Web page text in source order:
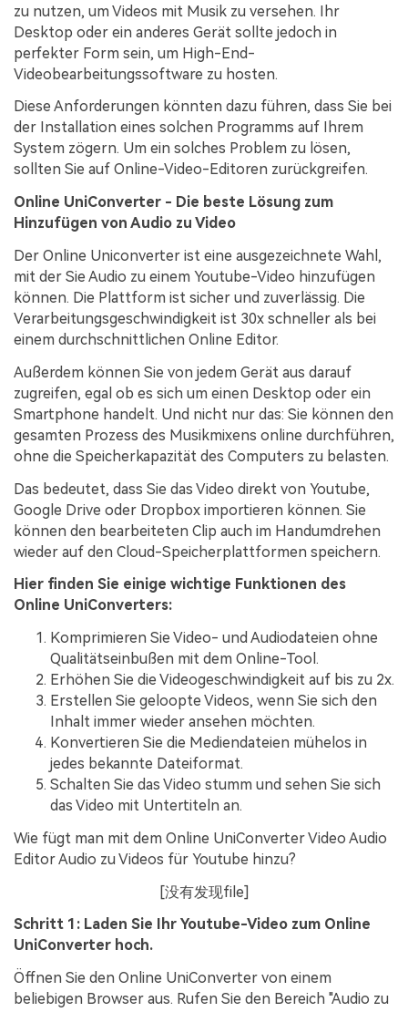
zu nutzen, um Videos mit Musik zu versehen. Ihr
Desktop oder ein anderes Gerät sollte jedoch in
perfekter Form sein, um High-End-
Videobearbeitungssoftware zu hosten.
Diese Anforderungen könnten dazu führen, dass Sie bei
der Installation eines solchen Programms auf Ihrem
System zögern. Um ein solches Problem zu lösen,
sollten Sie auf Online-Video-Editoren zurückgreifen.
Online UniConverter - Die beste Lösung zum
Hinzufügen von Audio zu Video
Der Online Uniconverter ist eine ausgezeichnete Wahl,
mit der Sie Audio zu einem Youtube-Video hinzufügen
können. Die Plattform ist sicher und zuverlässig. Die
Verarbeitungsgeschwindigkeit ist 30x schneller als bei
einem durchschnittlichen Online Editor.
Außerdem können Sie von jedem Gerät aus darauf
zugreifen, egal ob es sich um einen Desktop oder ein
Smartphone handelt. Und nicht nur das: Sie können den
gesamten Prozess des Musikmixens online durchführen,
ohne die Speicherkapazität des Computers zu belasten.
Das bedeutet, dass Sie das Video direkt von Youtube,
Google Drive oder Dropbox importieren können. Sie
können den bearbeiteten Clip auch im Handumdrehen
wieder auf den Cloud-Speicherplattformen speichern.
Hier finden Sie einige wichtige Funktionen des
Online UniConverters:
Komprimieren Sie Video- und Audiodateien ohne
Qualitätseinbußen mit dem Online-Tool.
Erhöhen Sie die Videogeschwindigkeit auf bis zu 2x.
Erstellen Sie geloopte Videos, wenn Sie sich den
Inhalt immer wieder ansehen möchten.
Konvertieren Sie die Mediendateien mühelos in
jedes bekannte Dateiformat.
Schalten Sie das Video stumm und sehen Sie sich
das Video mit Untertiteln an.
Wie fügt man mit dem Online UniConverter Video Audio
Editor Audio zu Videos für Youtube hinzu?
[没有发现file]
Schritt 1: Laden Sie Ihr Youtube-Video zum Online
UniConverter hoch.
Öffnen Sie den Online UniConverter von einem
beliebigen Browser aus. Rufen Sie den Bereich "Audio zu